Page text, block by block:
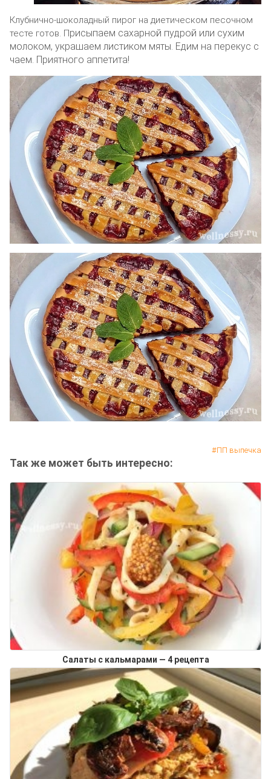
Клубнично-шоколадный пирог на диетическом песочном
тесте готов. Присыпаем сахарной пудрой или сухим
молоком, украшаем листиком мяты. Едим на перекус с
чаем. Приятного аппетита!
ПП выпечка
Так же может быть интересно:
Салаты с кальмарами — 4 рецепта